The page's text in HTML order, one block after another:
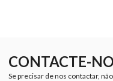
CONTACTE-
Se precisar de nos contactar,